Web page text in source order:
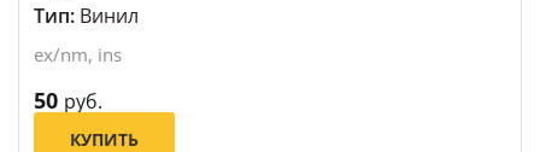
Тип: Винил
ex/nm, ins
50 руб.
КУПИТЬ